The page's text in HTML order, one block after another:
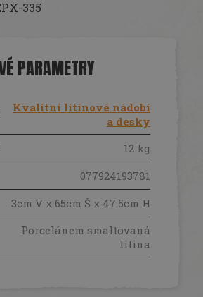
335
PARAMETRY
Kvalitní litinové nádobí
a desky
12 kg
077924193781
3cm V x 65cm Š x 47.5cm H
Porcelánem smaltovaná
litina